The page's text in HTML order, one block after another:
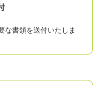
な書類を送付いたしま